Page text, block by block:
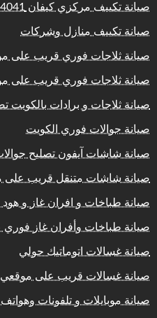
صيانة تكييف مركزي كيفان 62224041
صيانة تكييف منازل وشركات
صيانة ثلاجات فوري قريب على
صيانة ثلاجات فوري قريب على
صيانة ثلاجات و برادات بالكويت
صيانة جوالات فوري الكويت
صيانة شاشات آيفون تصليح
صيانة شاشات متنقل قريب على
صيانة طباخات و افران غاز و
صيانة طباخات وأفران غاز فوري
صيانة غسالات اتوماتيك حولي
صيانة غسالات قريب على موقعي
صيانة موبايلات و تلفونات